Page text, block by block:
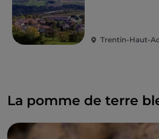
Trentin-Haut-
La pomme de terre